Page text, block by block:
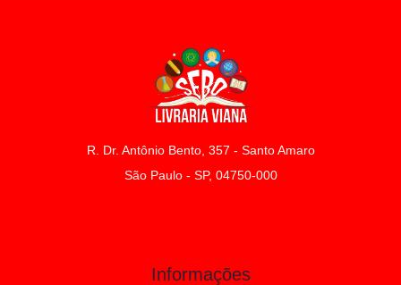
R. Dr. Antônio Bento, 357 - Santo Amaro
São Paulo - SP, 04750-000
Informações